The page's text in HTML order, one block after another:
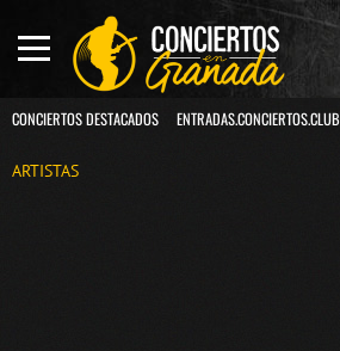
CONCIERTOS DESTACADOS ENTRADAS.CONCIERTOS.CLUB
ARTISTAS